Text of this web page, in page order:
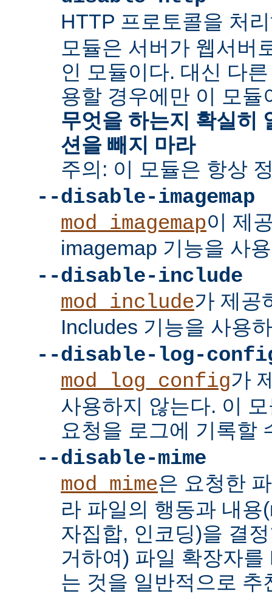
HTTP 프로토콜을 처
모듈은 서버가 웹서버
인 모듈이다. 대신 다
용할 경우에만 이 모
무엇을 하는지 확실히
션을 빼지 마라
주의: 이 모듈은 항상
--disable-imagemap
mod_imagemap이 제
imagemap 기능을 사
--disable-include
mod_include가 제공
Includes 기능을 사용
--disable-log-
mod_log_config가
사용하지 않는다. 이
요청을 로그에 기록할
--disable-mime
mod_mime은 요청한
라 파일의 행동과 내용
자집합, 인코딩)을 결
거하여) 파일 확장자
는 것을 일반적으로 추